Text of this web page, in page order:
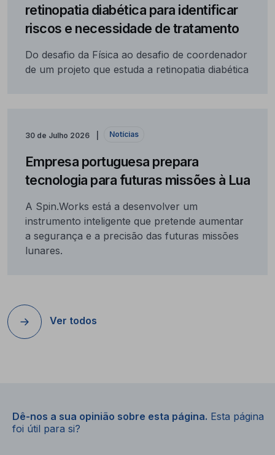
retinopatia diabética para identificar
riscos e necessidade de tratamento
Do desafio da Física ao desafio de coordenador
de um projeto que estuda a retinopatia diabética
30 de Julho 2026 Notícias
Empresa portuguesa prepara
tecnologia para futuras missões à Lua
A Spin.Works está a desenvolver um
instrumento inteligente que pretende aumentar
a segurança e a precisão das futuras missões
lunares.
Ver todos
Dê-nos a sua opinião sobre esta página. Esta página
foi útil para si?